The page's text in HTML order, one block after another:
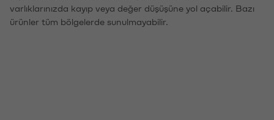
varlıklarınızda kayıp veya değer düşüşüne yol açabilir. Bazı
ürünler tüm bölgelerde sunulmayabilir.